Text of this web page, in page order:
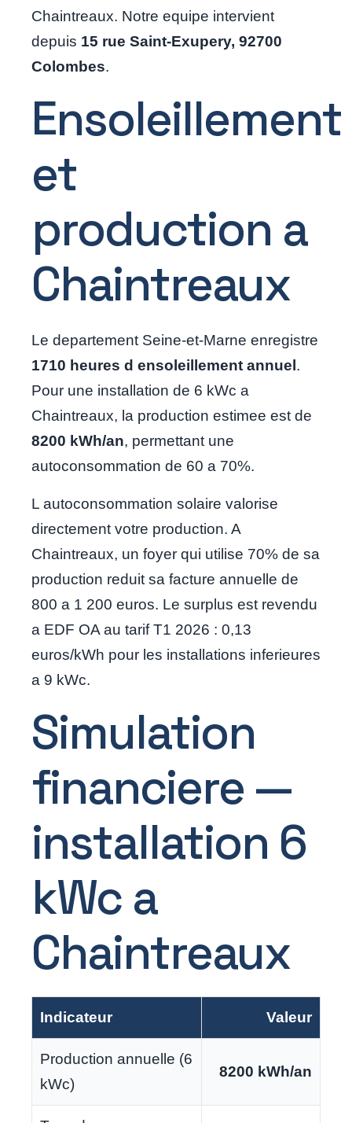
Chaintreaux. Notre equipe intervient
depuis 15 rue Saint-Exupery, 92700
Colombes.
Ensoleillement
et
production a
Chaintreaux
Le departement Seine-et-Marne enregistre
1710 heures d ensoleillement annuel .
Pour une installation de 6 kWc a
Chaintreaux, la production estimee est de
8200 kWh/an, permettant une
autoconsommation de 60 a 70%.
L autoconsommation solaire valorise
directement votre production. A
Chaintreaux, un foyer qui utilise 70% de sa
production reduit sa facture annuelle de
800 a 1 200 euros. Le surplus est revendu
a EDF OA au tarif T1 2026 : 0,13
euros/kWh pour les installations inferieures
a 9 kWc.
Simulation
financiere —
installation 6
kWc a
Chaintreaux
Indicateur Valeur
Production annuelle (6
kWc)
8200 kWh/an